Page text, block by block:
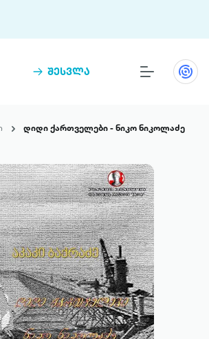
შესვლა
9 ციფრულ პლატფორმასა და 5
დიდი ქართველები - ნიკო ნიკოლაძე